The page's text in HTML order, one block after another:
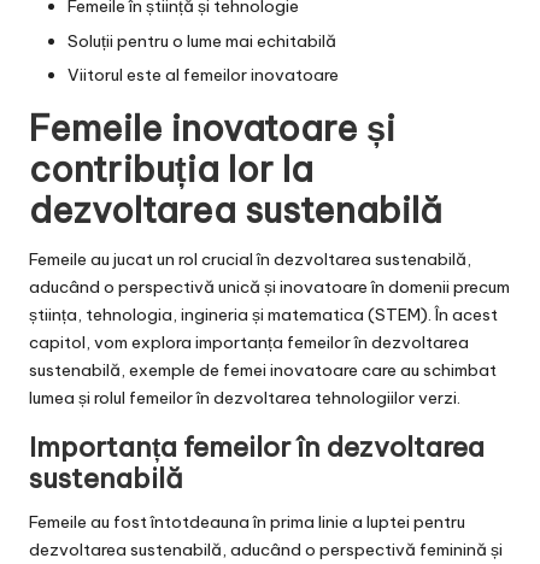
Femeile în știință și tehnologie
Soluții pentru o lume mai echitabilă
Viitorul este al femeilor inovatoare
Femeile inovatoare și
contribuția lor la
dezvoltarea sustenabilă
Femeile au jucat un rol crucial în dezvoltarea sustenabilă,
aducând o perspectivă unică și inovatoare în domenii precum
știința, tehnologia, ingineria și matematica (STEM). În acest
capitol, vom explora importanța femeilor în dezvoltarea
sustenabilă, exemple de femei inovatoare care au schimbat
lumea și rolul femeilor în dezvoltarea tehnologiilor verzi.
Importanța femeilor în dezvoltarea
sustenabilă
Femeile au fost întotdeauna în prima linie a luptei pentru
dezvoltarea sustenabilă, aducând o perspectivă feminină și